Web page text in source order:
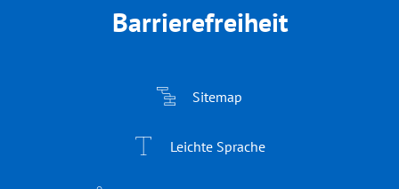
Barrierefreiheit
Sitemap
Leichte Sprache